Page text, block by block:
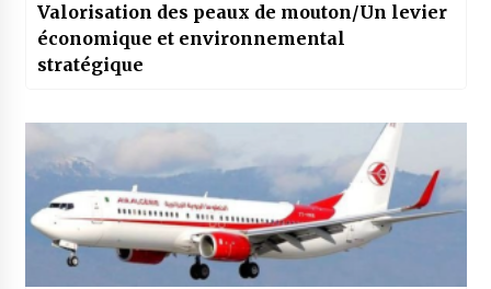
Valorisation des peaux de mouton/Un levier
économique et environnemental
stratégique